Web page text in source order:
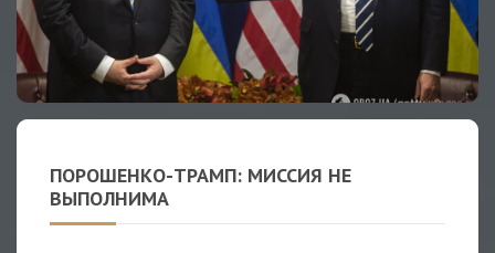
ПОРОШЕНКО-ТРАМП: МИССИЯ НЕ
ВЫПОЛНИМА